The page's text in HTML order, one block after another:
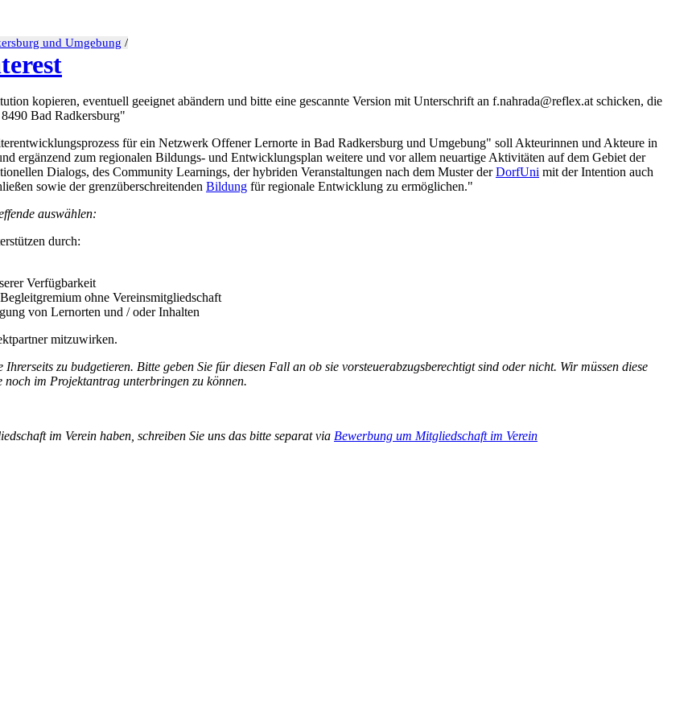
und Umgebung /
kopieren, eventuell geeignet abändern und bitte eine gescannte Version mit Unterschrift an f.nahrada@reflex.at schicken, die
Bad Radkersburg"
für ein Netzwerk Offener Lernorte in Bad Radkersburg und Umgebung" soll Akteurinnen und Akteure in
ergänzend zum regionalen Bildungs- und Entwicklungsplan weitere und vor allem neuartige Aktivitäten auf dem Gebiet der
Dialogs, des Community Learnings, der hybriden Veranstaltungen nach dem Muster derDorfUni mit der Intention auch
sowie der grenzüberschreitenden Bildung für regionale Entwicklung zu ermöglichen."
auswählen:
durch:
Verfügbarkeit
ohne Vereinsmitgliedschaft
von Lernorten und / oder Inhalten
mitzuwirken.
zu budgetieren. Bitte geben Sie für diesen Fall an ob sie vorsteuerabzugsberechtigt sind oder nicht. Wir müssen diese
im Projektantrag unterbringen zu können.
im Verein haben, schreiben Sie uns das bitte separat via Bewerbung um Mitgliedschaft im Verein